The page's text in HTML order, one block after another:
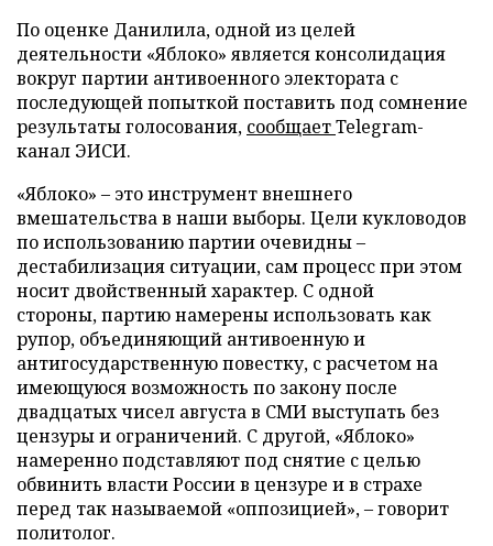
По оценке Данилила, одной из целей
деятельности «Яблоко» является консолидация
вокруг партии антивоенного электората с
последующей попыткой поставить под сомнение
результаты голосования, сообщаетTelegram-
канал ЭИСИ.
«Яблоко» – это инструмент внешнего
вмешательства в наши выборы. Цели кукловодов
по использованию партии очевидны –
дестабилизация ситуации, сам процесс при этом
носит двойственный характер. С одной
стороны, партию намерены использовать как
рупор, объединяющий антивоенную и
антигосударственную повестку, с расчетом на
имеющуюся возможность по закону после
двадцатых чисел августа в СМИ выступать без
цензуры и ограничений. С другой, «Яблоко»
намеренно подставляют под снятие с целью
обвинить власти России в цензуре и в страхе
перед так называемой «оппозицией», – говорит
политолог.